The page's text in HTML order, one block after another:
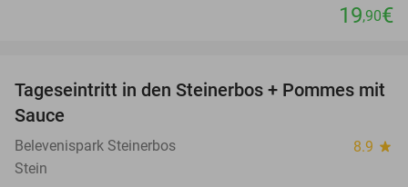
19,90€
37%
Tageseintritt in den Steinerbos + Pommes mit
Sauce
Belevenispark Steinerbos 8.9 star
Stein